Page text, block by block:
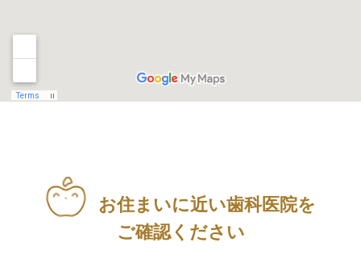
お住まいに近い歯科医院を
ご確認ください